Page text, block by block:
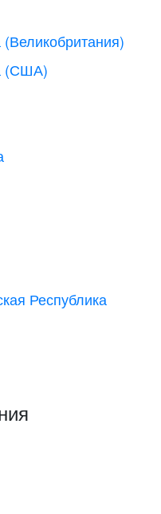
(США)
Республика